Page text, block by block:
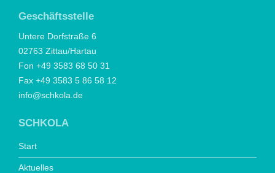
Geschäftsstelle
Untere Dorfstraße 6
02763 Zittau/Hartau
Fon +49 3583 68 50 31
Fax +49 3583 5 86 58 12
info@schkola.de
SCHKOLA
Start
Aktuelles